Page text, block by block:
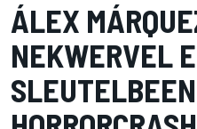
ÁLEX
NEKWERVEL